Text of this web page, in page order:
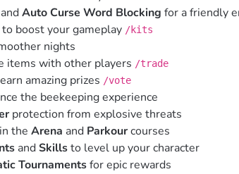
Auto Curse Word Blocking for a friendly
boost your gameplay /kits
nights
items with other players /trade
amazing prizes /vote
the beekeeping experience
protection from explosive threats
the Arena and Parkourcourses
andSkillsto level up your character
Tournamentsfor epic rewards